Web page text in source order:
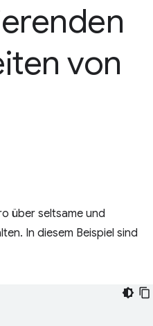
von
über seltsame und
In diesem Beispiel sind